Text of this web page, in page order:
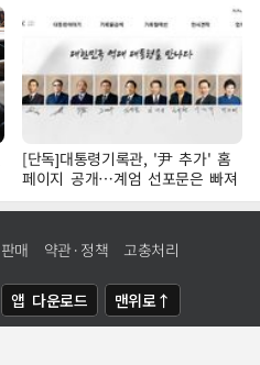
[단독]대통령기록관, '尹 추가' 홈
페이지 공개…계엄 선포문은 빠져
매 약관·정책 고충처리
앱 다운로드 맨위로↑